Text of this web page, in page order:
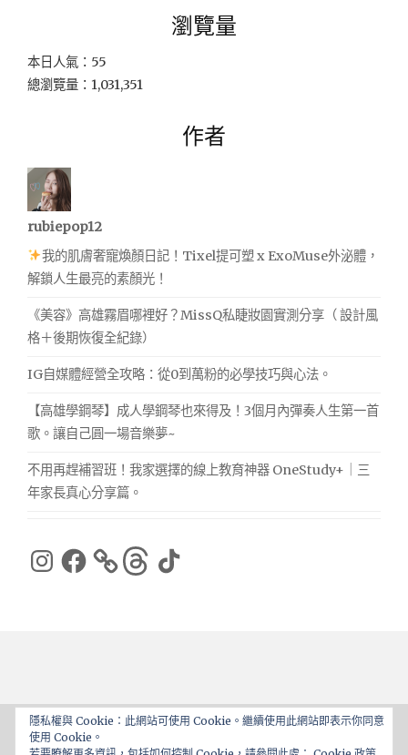
瀏覽量
本日人氣：55
總瀏覽量：1,031,351
作者
rubiepop12
我的肌膚奢寵煥顏日記！Tixel提可塑 x ExoMuse外泌體，
解鎖人生最亮的素顏光！
《美容》高雄霧眉哪裡好？MissQ私睫妝園實測分享（ 設計風
格＋後期恢復全紀錄）
IG自媒體經營全攻略：從0到萬粉的必學技巧與心法。
【高雄學鋼琴】成人學鋼琴也來得及！3個月內彈奏人生第一首
歌。讓自己圓一場音樂夢~
不用再趕補習班！我家選擇的線上教育神器 OneStudy+｜三
年家長真心分享篇。
Instagram
Facebook ThreadsTikTok
隱私權與 Cookie：此網站可使用 Cookie。繼續使用此網站即表示你同意
使用 Cookie。